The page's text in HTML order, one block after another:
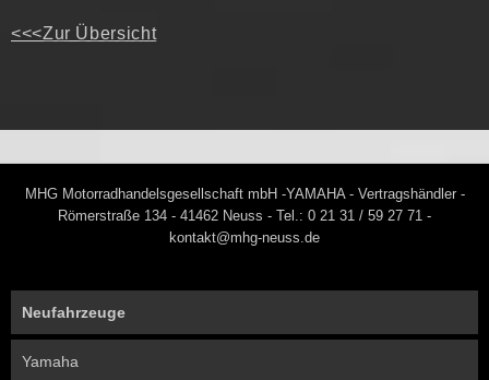
<<<Zur Übersicht
MHG Motorradhandelsgesellschaft mbH -YAMAHA - Vertragshändler -
Römerstraße 134 - 41462 Neuss - Tel.: 0 21 31 / 59 27 71 -
kontakt@mhg-neuss.de
Neufahrzeuge
Yamaha